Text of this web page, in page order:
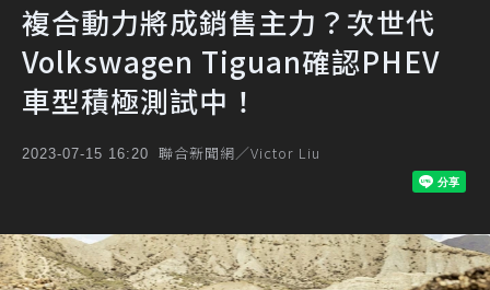
複合動力將成銷售主力？次世代
Volkswagen Tiguan確認PHEV
車型積極測試中！
2023-07-15 16:20 聯合新聞網／Victor Liu